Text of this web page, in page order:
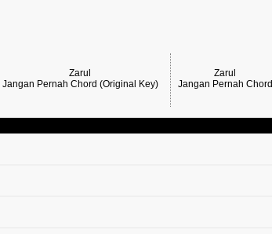
Zarul
Jangan Pernah Chord (Original Key)
Zarul
Jangan Pernah Chord